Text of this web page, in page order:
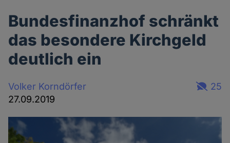
Bundesfinanzhof schränkt
das besondere Kirchgeld
deutlich ein
Volker Korndörfer
27.09.2019
25